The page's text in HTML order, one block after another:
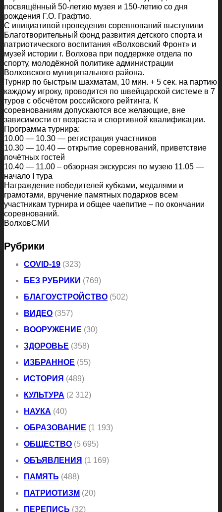
посвящённый 50-летию музея и 150-летию со дня
рождения Г.О. Графтио.
С инициативой проведения соревнований выступили
Благотворительный фонд развития детского спорта и
патриотического воспитания «Волховский Фронт» и
музей истории г. Волхова при поддержке отдела по
спорту, молодёжной политике администрации
Волховского муниципального района.
Турнир по быстрым шахматам, 10 мин. + 5 сек. на партию
каждому игроку, проводится по швейцарской системе в 7
туров с обсчётом российского рейтинга. К
соревнованиям допускаются все желающие, вне
зависимости от возраста и спортивной квалификации.
Программа турнира:
10.00 — 10.30 — регистрация участников
10.30 — 10.40 — открытие соревнований, приветствие
почётных гостей
10.40 — 11.00 – обзорная экскурсия по музею 11.05 —
начало I тура
Награждение победителей кубками, медалями и
грамотами, вручение памятных подарков всем
участникам турнира и общее чаепитие – по окончании
соревнований.
ВолховСМИ
Рубрики
COVID-19 (323)
БЕЗ РУБРИКИ (769)
БЛАГОУСТРОЙСТВО (502)
ВИДЕО (357)
ВООРУЖЕНИЕ (30)
ЗДОРОВЬЕ (358)
ИЗБРАННОЕ (55)
ИСТОРИЯ (489)
КУЛЬТУРА (2 312)
НАУКА (40)
ОБРАЗОВАНИЕ (1 193)
ОБЩЕСТВО (5 695)
ОБЪЯВЛЕНИЯ (1 169)
ПАМЯТЬ (488)
ПАТРИОТИЗМ (20)
ПЕРЕПИСЬ (32)